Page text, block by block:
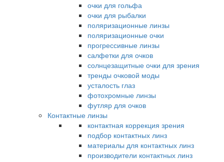
очки для гольфа
очки для рыбалки
поляризационные линзы
поляризационные очки
прогрессивные линзы
салфетки для очков
солнцезащитные очки для зрения
тренды очковой моды
усталость глаз
фотохромные линзы
футляр для очков
Контактные линзы
контактная коррекция зрения
подбор контактных линз
материалы для контактных линз
производители контактных линз